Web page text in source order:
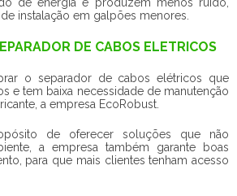
instalação em galpões menores.
DE CABOS ELETRICOS
o separador de cabos elétricos que
e tem baixa necessidade de manutenção
a empresa EcoRobust.
de oferecer soluções que não
a empresa também garante boas
para que mais clientes tenham acesso